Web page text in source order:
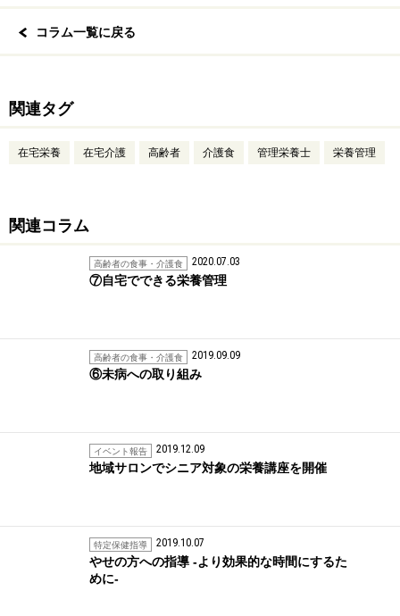
コラム一覧に戻る
関連タグ
在宅栄養 在宅介護 高齢者 介護食 管理栄養士 栄養管理
関連コラム
高齢者の食事・介護食 2020.07.03
⑦自宅でできる栄養管理
高齢者の食事・介護食 2019.09.09
⑥未病への取り組み
イベント報告 2019.12.09
地域サロンでシニア対象の栄養講座を開催
特定保健指導 2019.10.07
やせの方への指導 -より効果的な時間にするた
めに-